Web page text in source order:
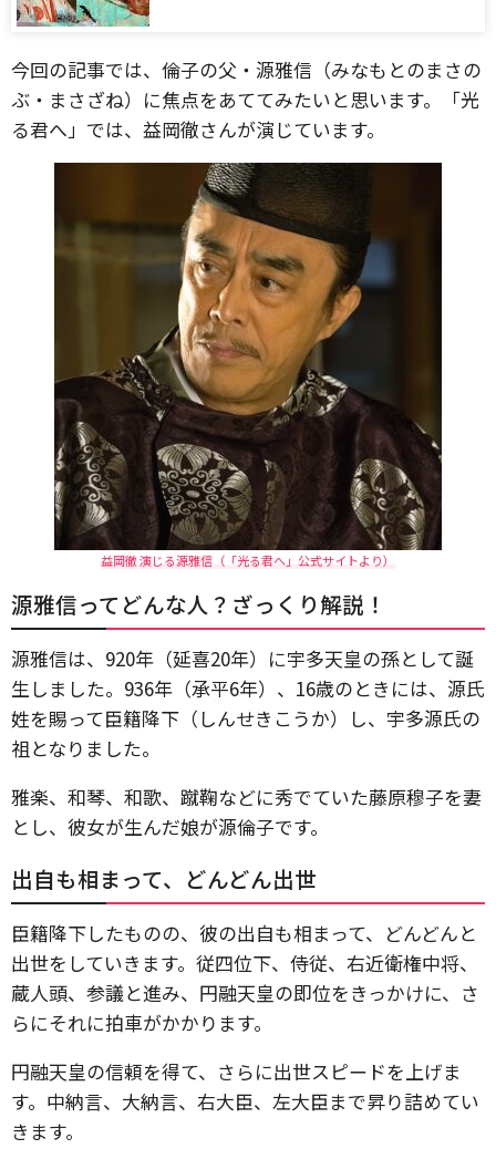
今回の記事では、倫子の父・源雅信（みなもとのまさの
ぶ・まさざね）に焦点をあててみたいと思います。「光
る君へ」では、益岡徹さんが演じています。
益岡徹 演じる源雅信（「光る君へ」公式サイトより）
源雅信ってどんな人？ざっくり解説！
源雅信は、920年（延喜20年）に宇多天皇の孫として誕
生しました。936年（承平6年）、16歳のときには、源氏
姓を賜って臣籍降下（しんせきこうか）し、宇多源氏の
祖となりました。
雅楽、和琴、和歌、蹴鞠などに秀でていた藤原穆子を妻
とし、彼女が生んだ娘が源倫子です。
出自も相まって、どんどん出世
臣籍降下したものの、彼の出自も相まって、どんどんと
出世をしていきます。従四位下、侍従、右近衛権中将、
蔵人頭、参議と進み、円融天皇の即位をきっかけに、さ
らにそれに拍車がかかります。
円融天皇の信頼を得て、さらに出世スピードを上げま
す。中納言、大納言、右大臣、左大臣まで昇り詰めてい
きます。